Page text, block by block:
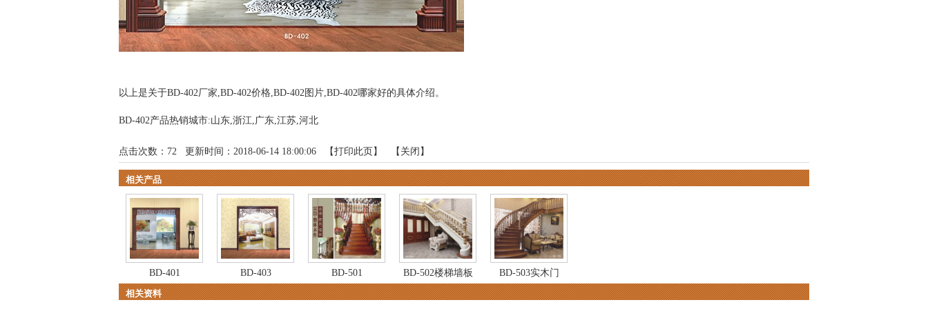
以上是关于BD-402厂家,BD-402价格,BD-402图片,BD-402哪家好的具体介绍。
BD-402产品热销城市:山东,浙江,广东,江苏,河北
点击次数： 72 更新时间：2018-06-14 18:00:06 【打印此页 】 【 关闭 】
相关产品
BD-401 BD-403 BD-501 BD-502楼梯墙板
BD-503实木门
相关资料